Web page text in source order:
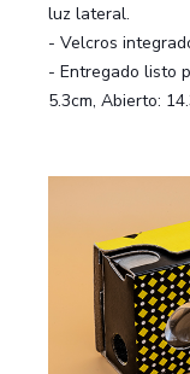
luz lateral.
- Velcros
- Entregado listo
5.3cm, Abierto: